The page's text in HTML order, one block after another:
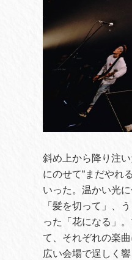
斜め上から降り注
にのせて“まだやれ
いった。温かい光
「髪を切って」、
った「花になる」
て、それぞれの楽
広い会場で逞しく